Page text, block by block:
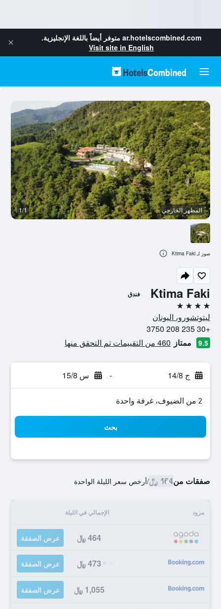
ar.hotelscombined.com متوفر أيضاً باللغة الإنجليزية.
Visit site in English
Ktima Faki فندق
4 نجوم
ليتوتشورو، اليونان
+30 235 208 3750
9.5 ممتاز 460 من التقييمات تم التحقق منها
ج 14/8 - س 15/8
2 من الضيوف، غرفة واحدة
بحث
صفقات من464 ﷼ /أرخص سعر الليلة الواحدة
مزود الإجمالي في الليلة
464 ﷼ عرض الصفقة
473 ﷼ عرض الصفقة
1,055 ﷼ عرض الصفقة
المظهر الخارجي 1/1
صور لـ Ktima Faki